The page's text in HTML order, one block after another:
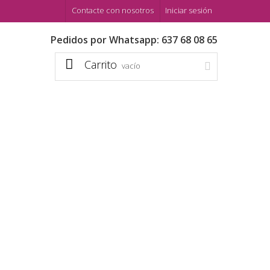
Iniciar sesión
Contacte con nosotros
Pedidos por Whatsapp: 637 68 08 65
Carrito vacío